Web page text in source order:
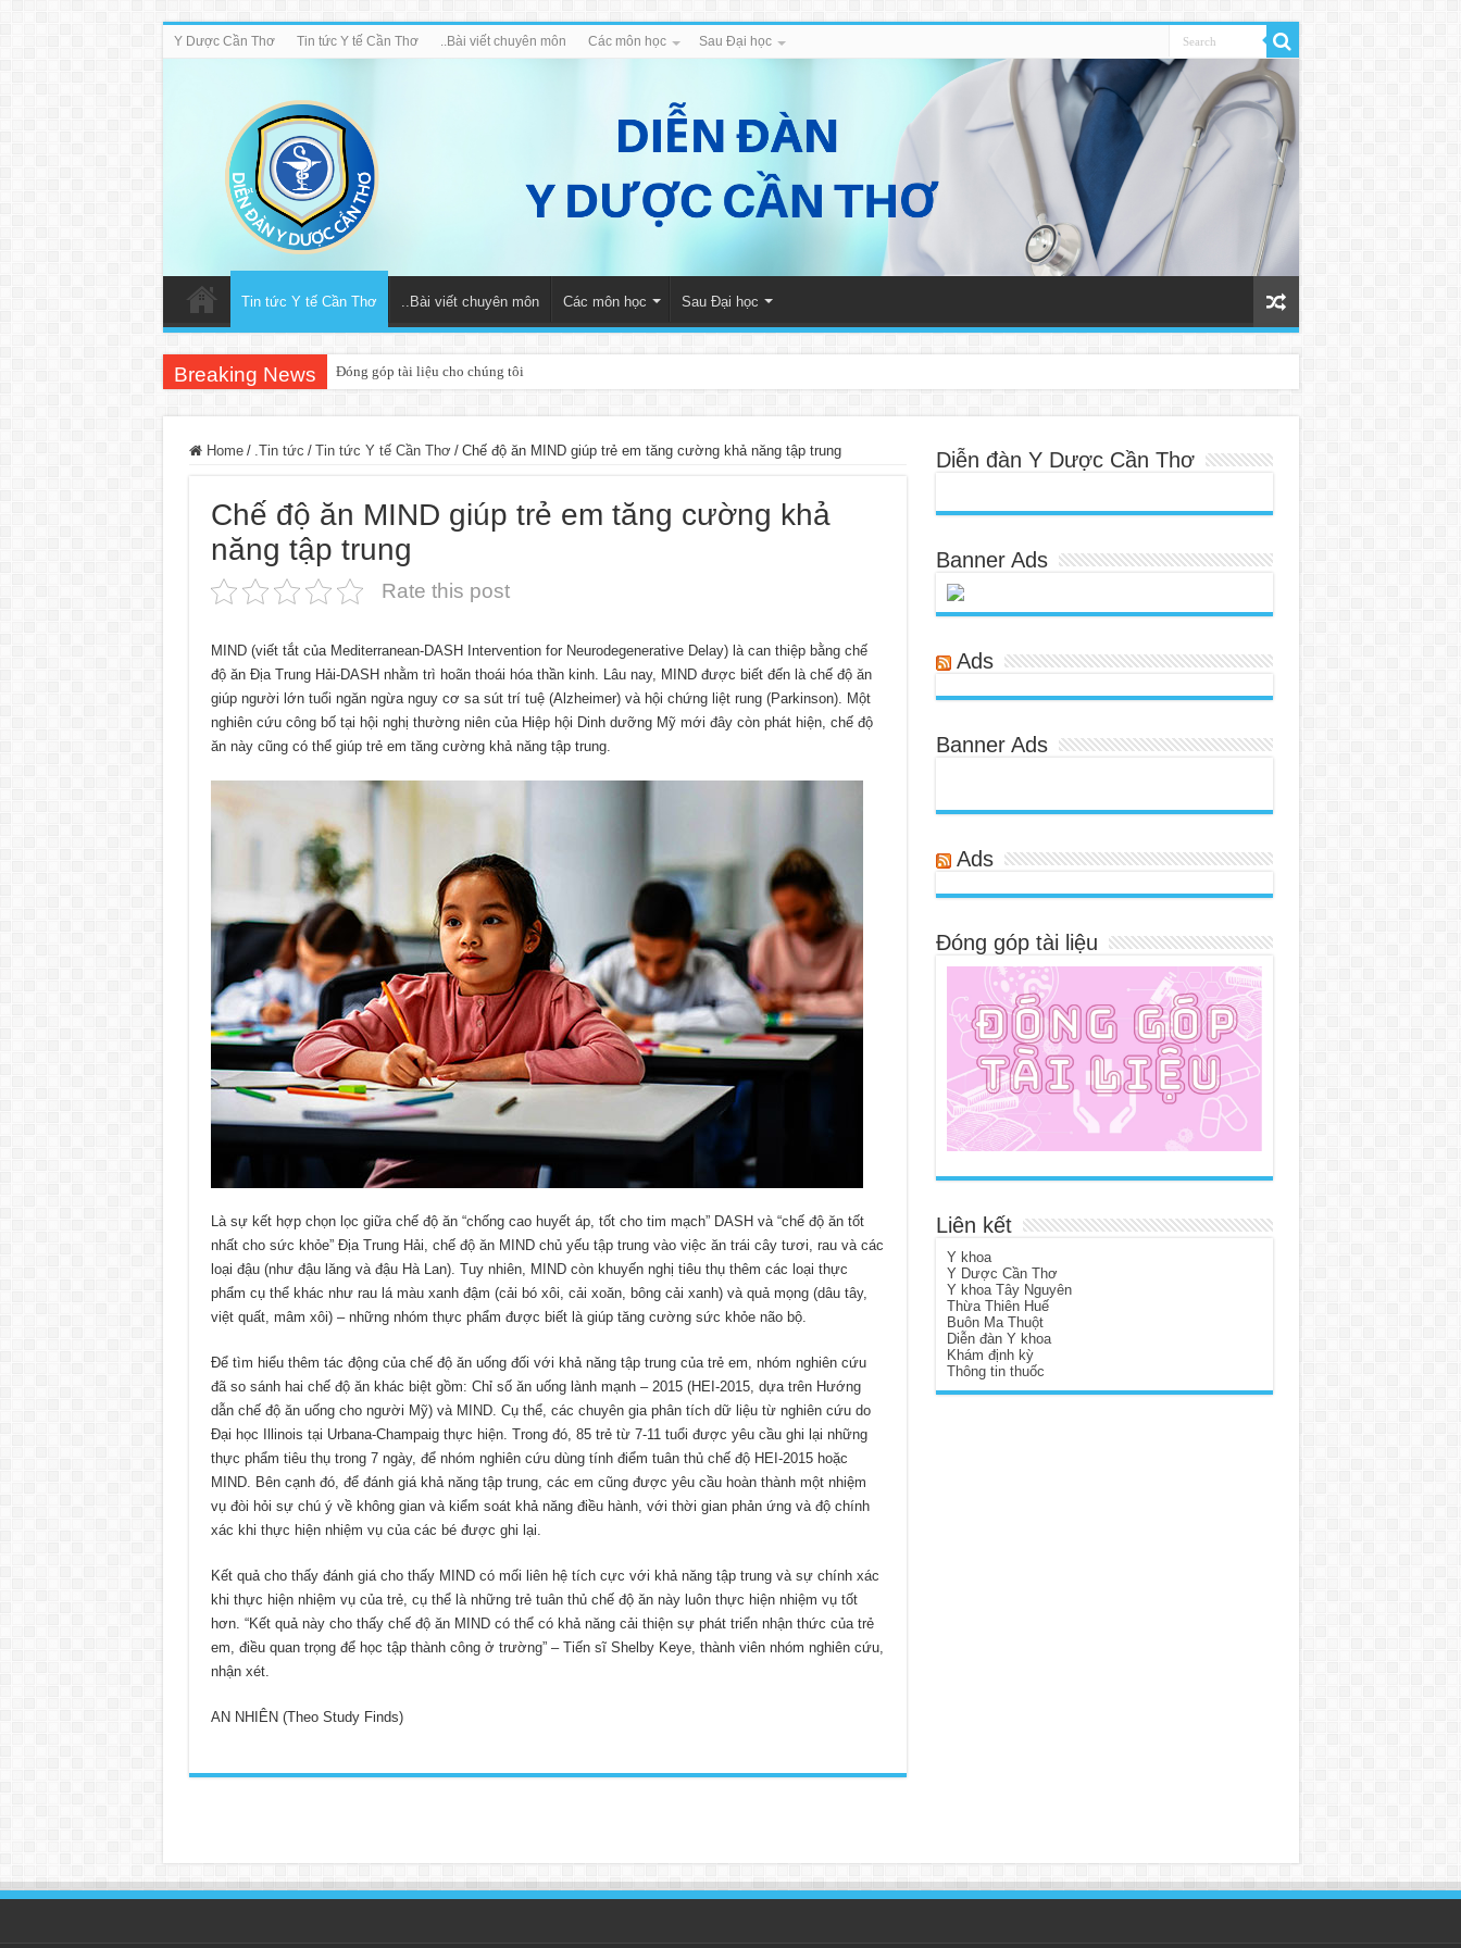
Y Dược Cần Thơ Tin tức Y tế Cần Thơ ..Bài viết chuyên môn Các môn học Sau Đại học
Tin tức Y tế Cần Thơ ..Bài viết chuyên môn Các môn học Sau Đại học
Breaking News Đóng góp tài liệu cho chúng tôi
Home / .Tin tức / Tin tức Y tế Cần Thơ / Chế độ ăn MIND giúp trẻ em tăng cường khả năng tập trung
Chế độ ăn MIND giúp trẻ em tăng cường khả
năng tập trung
Rate this post
MIND (viết tắt của Mediterranean-DASH Intervention for Neurodegenerative Delay) là can thiệp bằng chế
độ ăn Ðịa Trung Hải-DASH nhằm trì hoãn thoái hóa thần kinh. Lâu nay, MIND được biết đến là chế độ ăn
giúp người lớn tuổi ngăn ngừa nguy cơ sa sút trí tuệ (Alzheimer) và hội chứng liệt rung (Parkinson). Một
nghiên cứu công bố tại hội nghị thường niên của Hiệp hội Dinh dưỡng Mỹ mới đây còn phát hiện, chế độ
ăn này cũng có thể giúp trẻ em tăng cường khả năng tập trung.
Là sự kết hợp chọn lọc giữa chế độ ăn “chống cao huyết áp, tốt cho tim mạch” DASH và “chế độ ăn tốt
nhất cho sức khỏe” Ðịa Trung Hải, chế độ ăn MIND chủ yếu tập trung vào việc ăn trái cây tươi, rau và các
loại đậu (như đậu lăng và đậu Hà Lan). Tuy nhiên, MIND còn khuyến nghị tiêu thụ thêm các loại thực
phẩm cụ thể khác như rau lá màu xanh đậm (cải bó xôi, cải xoăn, bông cải xanh) và quả mọng (dâu tây,
việt quất, mâm xôi) – những nhóm thực phẩm được biết là giúp tăng cường sức khỏe não bộ.
Ðể tìm hiểu thêm tác động của chế độ ăn uống đối với khả năng tập trung của trẻ em, nhóm nghiên cứu
đã so sánh hai chế độ ăn khác biệt gồm: Chỉ số ăn uống lành mạnh – 2015 (HEI-2015, dựa trên Hướng
dẫn chế độ ăn uống cho người Mỹ) và MIND. Cụ thể, các chuyên gia phân tích dữ liệu từ nghiên cứu do
Ðại học Illinois tại Urbana-Champaig thực hiện. Trong đó, 85 trẻ từ 7-11 tuổi được yêu cầu ghi lại những
thực phẩm tiêu thụ trong 7 ngày, để nhóm nghiên cứu dùng tính điểm tuân thủ chế độ HEI-2015 hoặc
MIND. Bên cạnh đó, để đánh giá khả năng tập trung, các em cũng được yêu cầu hoàn thành một nhiệm
vụ đòi hỏi sự chú ý về không gian và kiểm soát khả năng điều hành, với thời gian phản ứng và độ chính
xác khi thực hiện nhiệm vụ của các bé được ghi lại.
Kết quả cho thấy đánh giá cho thấy MIND có mối liên hệ tích cực với khả năng tập trung và sự chính xác
khi thực hiện nhiệm vụ của trẻ, cụ thể là những trẻ tuân thủ chế độ ăn này luôn thực hiện nhiệm vụ tốt
hơn. “Kết quả này cho thấy chế độ ăn MIND có thể có khả năng cải thiện sự phát triển nhận thức của trẻ
em, điều quan trọng để học tập thành công ở trường” – Tiến sĩ Shelby Keye, thành viên nhóm nghiên cứu,
nhận xét.
AN NHIÊN (Theo Study Finds)
Diễn đàn Y Dược Cần Thơ
Banner Ads
Ads
Banner Ads
Ads
Đóng góp tài liệu
Liên kết
Y khoa
Y Dược Cần Thơ
Y khoa Tây Nguyên
Thừa Thiên Huế
Buôn Ma Thuột
Diễn đàn Y khoa
Khám định kỳ
Thông tin thuốc